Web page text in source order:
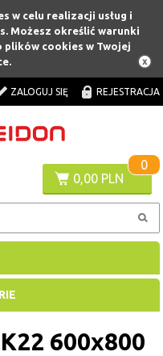
w celu realizacji usług i
Możesz określić warunki
plików cookies w Twojej
ZALOGUJ SIĘ REJESTRACJA
0,00 PLN
0
600x800